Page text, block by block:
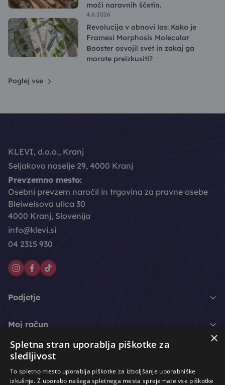
moči naravnih ščetin.
4.6.2026
Revolucija v obnovi las: Kako je
Framesi Morphosis Molecular
Booster osvojil svet in zakaj ga
morate preizkusiti?
Poglej vse
KLEVI, d.o.o., Kranj
Seljakovo naselje 29, 4000 Kranj
Prevzemno mesto:
Osebni prevzem naročil in trgovina za pravne osebe
Bleiweisova ulica 30
4000 Kranj, Slovenija
info@klevi.si
04 2315 930
Podjetje
Moj račun
Podpora strankam
×
Spletna stran uporablja piškotke za
sledljivost
To spletno mesto uporablja piškotke za izboljšanje uporabniške
izkušnje. Z uporabo našega spletnega mesta sprejemate vse piškotke